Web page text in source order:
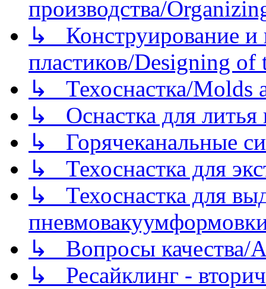
производства/
↳ Конструирование и
пластиков/Designing of
↳ Техоснастка/Molds
↳ Оснастка для литья
↳ Горячеканальные
↳ Техоснастка для
↳ Техоснастка для
↳ Вопросы качества/
↳ Ресайклинг -